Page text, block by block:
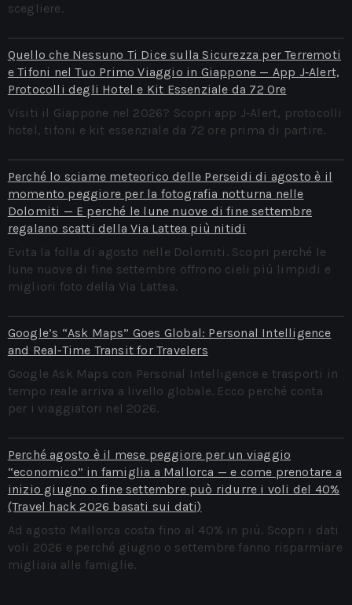
scegliere.
Quello che Nessuno Ti Dice sulla Sicurezza per Terremoti
e Tifoni nel Tuo Primo Viaggio in Giappone — App J‑Alert,
Protocolli degli Hotel e Kit Essenziale da 72 Ore
Visiti il Giappone nel 2026? Scopri app J‑Alert, protocolli
hotel, tifoni e kit essenziale da 72 ore prima di partire.
Perché lo sciame meteorico delle Perseidi di agosto è il
momento peggiore per la fotografia notturna nelle
Dolomiti — E perché le lune nuove di fine settembre
regalano scatti della Via Lattea più nitidi
Evita la folla di agosto nelle Dolomiti. Scopri perché le
lune nuove di fine settembre offrono cieli più limpidi e
migliori foto della Via Lattea.
Google’s “Ask Maps” Goes Global: Personal Intelligence
and Real‑Time Transit for Travelers
Google Ask Maps con Personal Intelligence e trasporti in
tempo reale arriva a livello globale. Ecco perché conta
per i viaggiatori nel 2026.
Perché agosto è il mese peggiore per un viaggio
“economico” in famiglia a Mallorca — e come prenotare a
inizio giugno o fine settembre può ridurre i voli del 40%
(Travel hack 2026 basati sui dati)
Ad agosto Mallorca costa fino al 40% in più. Scopri i dati
voli 2026 e perché giugno o settembre fanno risparmiare
migliaia alle famiglie.